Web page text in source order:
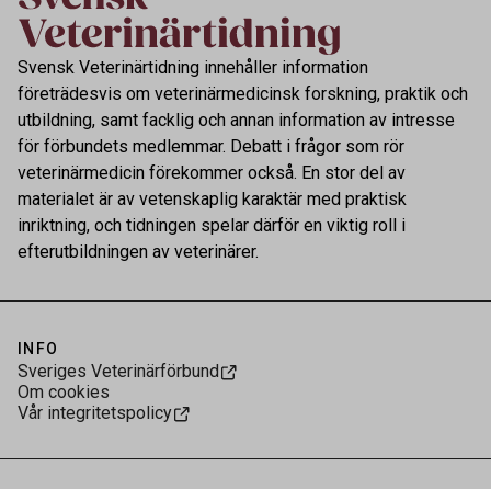
Svensk Veterinärtidning innehåller information
företrädesvis om veterinärmedicinsk forskning, praktik och
utbildning, samt facklig och annan information av intresse
för förbundets medlemmar. Debatt i frågor som rör
veterinärmedicin förekommer också. En stor del av
materialet är av vetenskaplig karaktär med praktisk
inriktning, och tidningen spelar därför en viktig roll i
efterutbildningen av veterinärer.
INFO
Sveriges Veterinärförbund
Om cookies
Vår integritetspolicy